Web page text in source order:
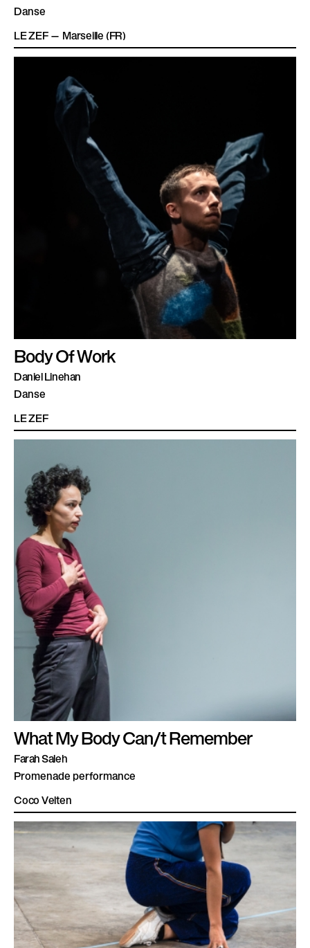
Danse
LE ZEF — Marseille (FR)
Body Of Work
Daniel Linehan
Danse
LE ZEF
What My Body Can/t Remember
Farah Saleh
Promenade performance
Coco Velten